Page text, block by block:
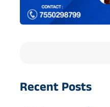
Recent Posts